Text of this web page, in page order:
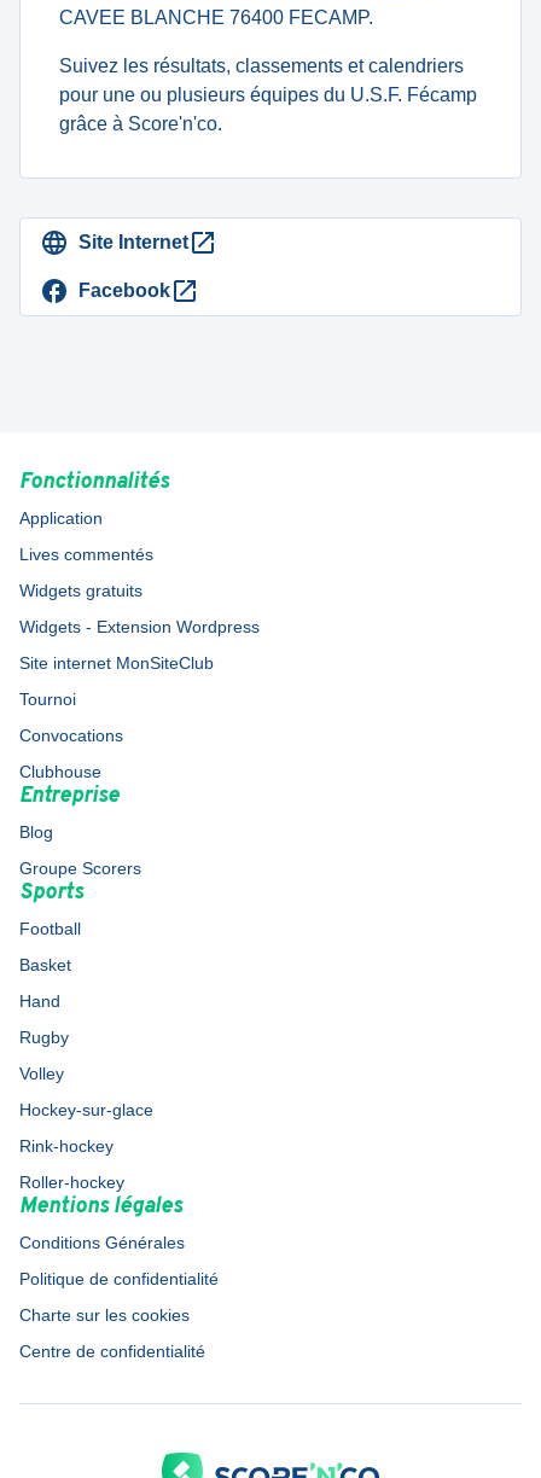
CAVEE BLANCHE 76400 FECAMP.
Suivez les résultats, classements et calendriers
pour une ou plusieurs équipes du U.S.F. Fécamp
grâce à Score'n'co.
Site Internet
Facebook
Fonctionnalités
Application
Lives commentés
Widgets gratuits
Widgets - Extension Wordpress
Site internet MonSiteClub
Tournoi
Convocations
Clubhouse
Entreprise
Blog
Groupe Scorers
Sports
Football
Basket
Hand
Rugby
Volley
Hockey-sur-glace
Rink-hockey
Roller-hockey
Mentions légales
Conditions Générales
Politique de confidentialité
Charte sur les cookies
Centre de confidentialité